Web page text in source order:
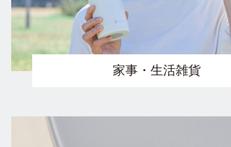
家事・生活雑貨